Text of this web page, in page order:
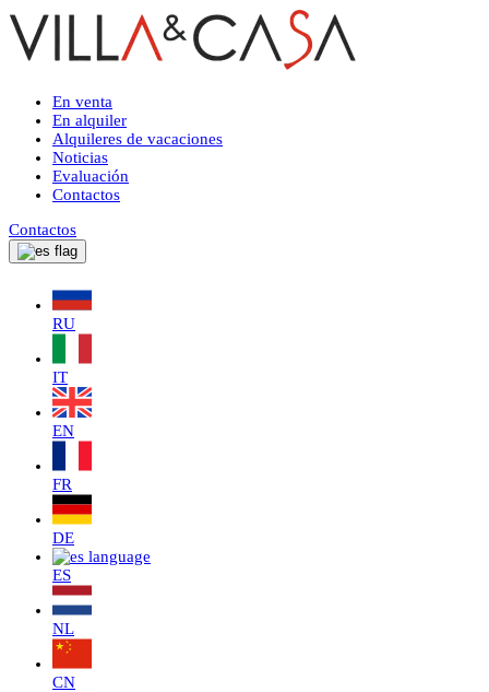
En venta
En alquiler
Alquileres de vacaciones
Noticias
Evaluación
Contactos
Contactos
RU
IT
EN
FR
DE
ES
NL
CN